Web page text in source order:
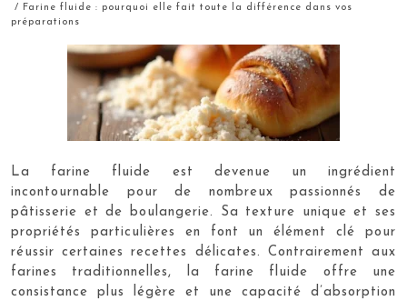
/ Farine fluide : pourquoi elle fait toute la différence dans vos
préparations
La farine fluide est devenue un ingrédient
incontournable pour de nombreux passionnés de
pâtisserie et de boulangerie. Sa texture unique et ses
propriétés particulières en font un élément clé pour
réussir certaines recettes délicates. Contrairement aux
farines traditionnelles, la farine fluide offre une
consistance plus légère et une capacité d’absorption